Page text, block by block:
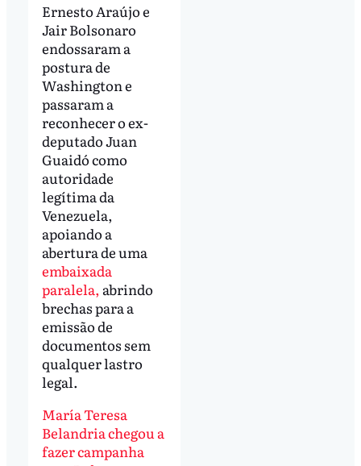
Ernesto Araújo e
Jair Bolsonaro
endossaram a
postura de
Washington e
passaram a
reconhecer o ex-
deputado Juan
Guaidó como
autoridade
legítima da
Venezuela,
apoiando a
abertura de uma
embaixada
paralela, abrindo
brechas para a
emissão de
documentos sem
qualquer lastro
legal.
María Teresa
Belandria chegou a
fazer campanha